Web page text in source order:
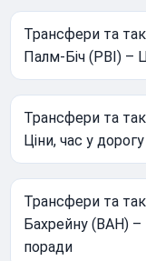
Трансфери та
Палм-Біч (PBI) –
Трансфери та
Ціни, час у
Трансфери та
Бахрейну (BAH) –
поради